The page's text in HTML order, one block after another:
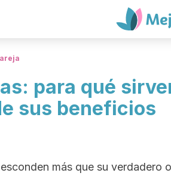
para qué
sus beneficios
más que su verdadero